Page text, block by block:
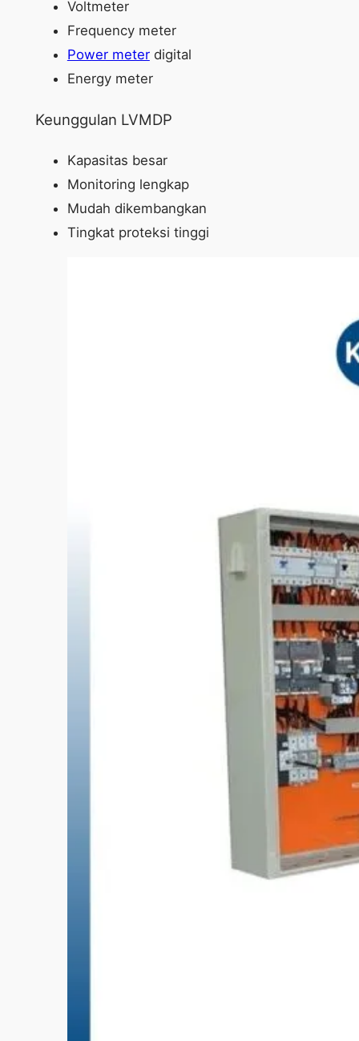
Voltmeter
Frequency meter
Power meterdigital
Energy meter
Keunggulan LVMDP
Kapasitas besar
Monitoring lengkap
Mudah dikembangkan
Tingkat proteksi tinggi